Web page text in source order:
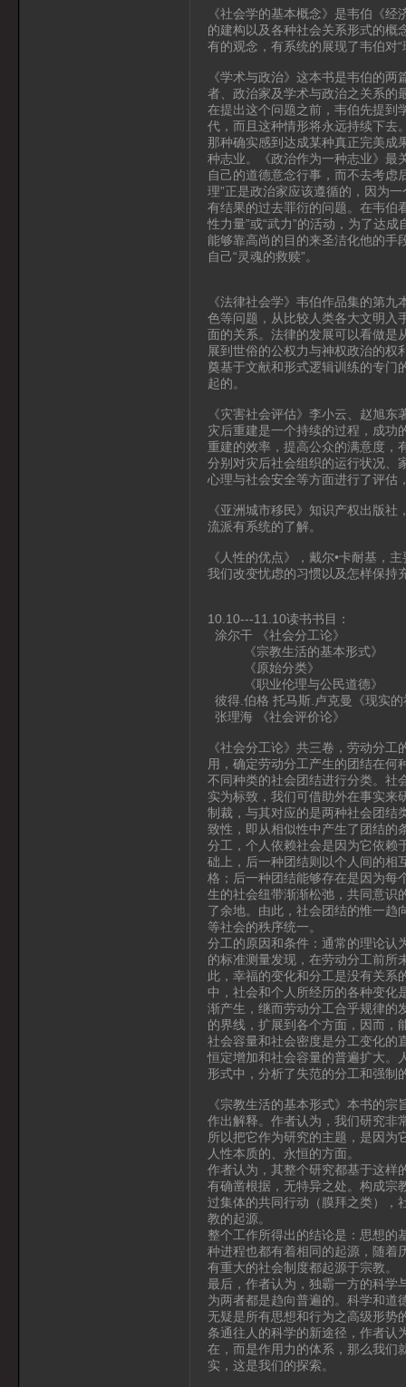
《社会学的基本概念》是韦伯《
的建构以及各种社会关系形式的概
有的观念，有系统的展现了韦伯对
《学术与政治》这本书是韦伯的
者、政治家及学术与政治之关系的
在提出这个问题之前，韦伯先提到
代，而且这种情形将永远持续下去
那种确实感到达成某种真正完美成
种志业。《政治作为一种志业》最
自己的道德意念行事，而不去考虑
理”正是政治家应该遵循的，因为
有结果的过去罪衍的问题。在韦伯
性力量”或“武力”的活动，为了达
能够靠高尚的目的来圣洁化他的手
自己“灵魂的救赎”。
《法律社会学》韦伯作品集的第
色等问题，从比较人类各大文明入
面的关系。法律的发展可以看做是
展到世俗的公权力与神权政治的权
奠基于文献和形式逻辑训练的专门
起的。
《灾害社会评估》李小云、赵旭
灾后重建是一个持续的过程，成功
重建的效率，提高公众的满意度，
分别对灾后社会组织的运行状况、
心理与社会安全等方面进行了评估
《亚洲城市移民》知识产权出版
流派有系统的了解。
《人性的优点》，戴尔•卡耐基，
我们改变忧虑的习惯以及怎样保持
10.10---11.10读书书目：
涂尔干 《社会分工论》
《宗教生活的基本形式》
《原始分类》
《职业伦理与公民道德》
彼得.伯格 托马斯.卢克曼《现实
张理海 《社会评价论》
《社会分工论》共三卷，劳动分
用，确定劳动分工产生的团结在何
不同种类的社会团结进行分类。社
实为标致，我们可借助外在事实来
制裁，与其对应的是两种社会团结
致性，即从相似性中产生了团结的
分工，个人依赖社会是因为它依赖
础上，后一种团结则以个人间的相
格；后一种团结能够存在是因为每
生的社会纽带渐渐松弛，共同意识
了余地。由此，社会团结的惟一趋
等社会的秩序统一。
分工的原因和条件：通常的理论认
的标准测量发现，在劳动分工前所
此，幸福的变化和分工是没有关系
中，社会和个人所经历的各种变化
渐产生，继而劳动分工合乎规律的
的界线，扩展到各个方面，因而，
社会容量和社会密度是分工变化的
恒定增加和社会容量的普遍扩大。
形式中，分析了失范的分工和强制
《宗教生活的基本形式》本书的
作出解释。作者认为，我们研究非
所以把它作为研究的主题，是因为
人性本质的、永恒的方面。
作者认为，其整个研究都基于这样
有确凿根据，无特异之处。构成宗
过集体的共同行动（膜拜之类），
教的起源。
整个工作所得出的结论是：思想的
种进程也都有着相同的起源，随着
有重大的社会制度都起源于宗教。
最后，作者认为，独霸一方的科学
为两者都是趋向普遍的。科学和道
无疑是所有思想和行为之高级形势
条通往人的科学的新途径，作者认
在，而是作用力的体系，那么我们
实，这是我们的探索。